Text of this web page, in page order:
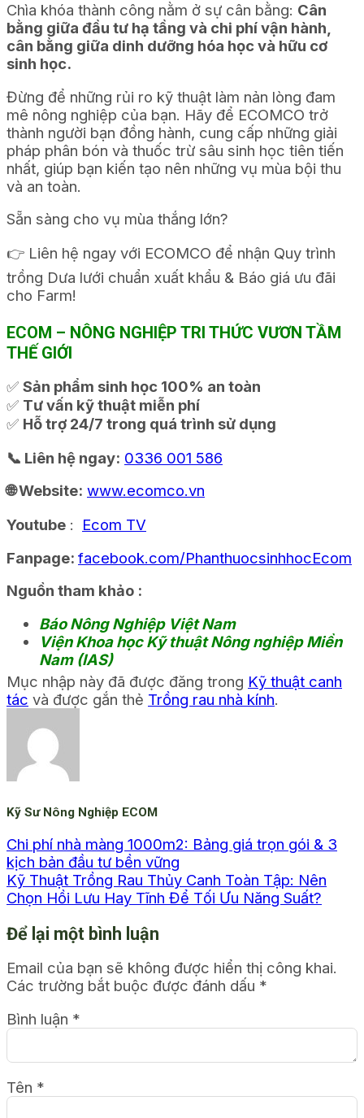
Chìa khóa thành công nằm ở sự cân bằng: Cân
bằng giữa đầu tư hạ tầng và chi phí vận hành,
cân bằng giữa dinh dưỡng hóa học và hữu cơ
sinh học.
Đừng để những rủi ro kỹ thuật làm nản lòng đam
mê nông nghiệp của bạn. Hãy để ECOMCO trở
thành người bạn đồng hành, cung cấp những giải
pháp phân bón và thuốc trừ sâu sinh học tiên tiến
nhất, giúp bạn kiến tạo nên những vụ mùa bội thu
và an toàn.
Sẵn sàng cho vụ mùa thắng lớn?
👉 Liên hệ ngay với ECOMCO để nhận Quy trình
trồng Dưa lưới chuẩn xuất khẩu & Báo giá ưu đãi
cho Farm!
ECOM – NÔNG NGHIỆP TRI THỨC VƯƠN TẦM
THẾ GIỚI
✅ Sản phẩm sinh học 100% an toàn
✅ Tư vấn kỹ thuật miễn phí
✅ Hỗ trợ 24/7 trong quá trình sử dụng
📞 Liên hệ ngay: 0336 001 586
🌐 Website: www.ecomco.vn
Youtube : Ecom TV
Fanpage: facebook.com/PhanthuocsinhhocEcom
Nguồn tham khảo :
Báo Nông Nghiệp Việt Nam
Viện Khoa học Kỹ thuật Nông nghiệp Miền
Nam (IAS)
Mục nhập này đã được đăng trong Kỹ thuật canh
tác và được gắn thẻ Trồng rau nhà kính.
Kỹ Sư Nông Nghiệp ECOM
Chi phí nhà màng 1000m2: Bảng giá trọn gói & 3
kịch bản đầu tư bền vững
Kỹ Thuật Trồng Rau Thủy Canh Toàn Tập: Nên
Chọn Hồi Lưu Hay Tĩnh Để Tối Ưu Năng Suất?
Để lại một bình luận
Email của bạn sẽ không được hiển thị công khai.
Các trường bắt buộc được đánh dấu *
Bình luận *
Tên *